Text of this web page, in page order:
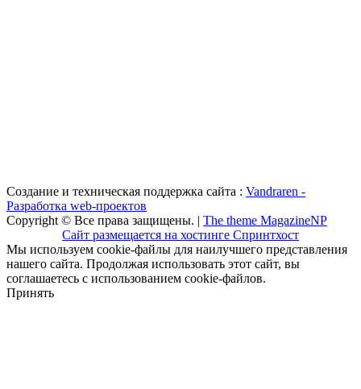
Создание и техническая поддержка сайта : Vandraren -
Разработка web-проектов
Copyright © Все права защищены. | The theme MagazineNP
Сайт размещается на хостинге Спринтхост
Мы используем cookie-файлы для наилучшего представления
нашего сайта. Продолжая использовать этот сайт, вы
соглашаетесь с использованием cookie-файлов.
Принять